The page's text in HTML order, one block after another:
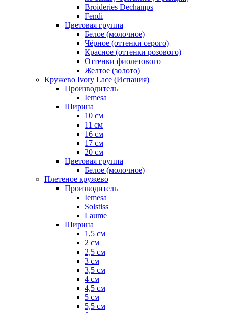
Broideries Dechamps
Fendi
Цветовая группа
Белое (молочное)
Чёрное (оттенки серого)
Красное (оттенки розового)
Оттенки фиолетового
Желтое (золото)
Кружево Ivory Lace (Испания)
Производитель
Iemesa
Ширина
10 см
11 см
16 см
17 см
20 см
Цветовая группа
Белое (молочное)
Плетеное кружево
Производитель
Iemesa
Solstiss
Laume
Ширина
1,5 см
2 см
2,5 см
3 см
3,5 см
4 см
4,5 см
5 см
5,5 см